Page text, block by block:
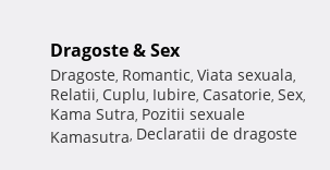
Dragoste & Sex
Dragoste, Romantic, Viata sexuala,
Relatii, Cuplu, Iubire, Casatorie, Sex,
Kama Sutra, Pozitii sexuale
Kamasutra, Declaratii de dragoste